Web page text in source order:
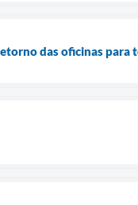
das oficinas